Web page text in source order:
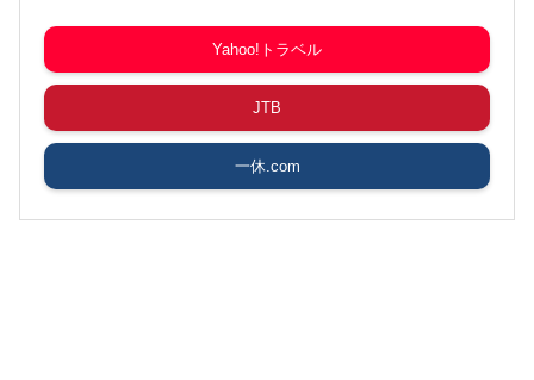
Yahoo!トラベル
JTB
一休.com